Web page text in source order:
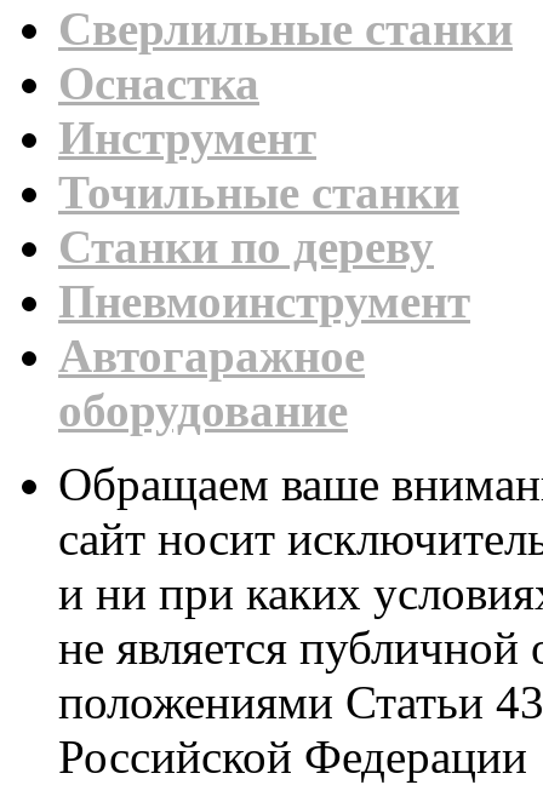
Сверлильные станки
Оснастка
Инструмент
Точильные станки
Станки по дереву
Пневмоинструмент
Автогаражное
оборудование
Обращаем ваше
сайт носит
и ни при каких
не является
положениями Статьи
Российской Федерации